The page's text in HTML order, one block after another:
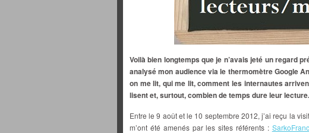
Voilà bien longtemps que je n’avais jeté un regard
analysé mon audience via le thermomètre Google
on me lit, qui me lit, comment les internautes
lisent et, surtout, combien de temps dure leur lecture.
Entre le 9 août et le 10 septembre 2012, j’ai reçu la
m’ont été amenés par les sites référents :